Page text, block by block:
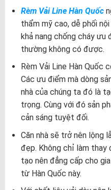
Rèm Vải Line Hàn Quốc
thẩm mỹ cao, dễ phối
khả nang chống cháy ưu
thường không có được.
Rèm Vải Line Hàn Quốc
Các ưu điểm mà dòng
nhà của chúng ta đó là
trọng. Cùng với đó sản
cản sáng tuyệt đối.
Căn nhà sẽ trở nên lộng
đẹp. Không chỉ làm thay
tạo nên đẳng cấp cho
từ Hàn Quốc này.